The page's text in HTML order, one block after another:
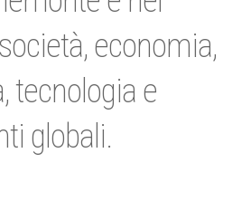
economia,
tecnologia e
globali.